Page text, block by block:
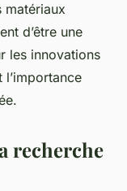
matériaux
d’être une
les innovations
recherche